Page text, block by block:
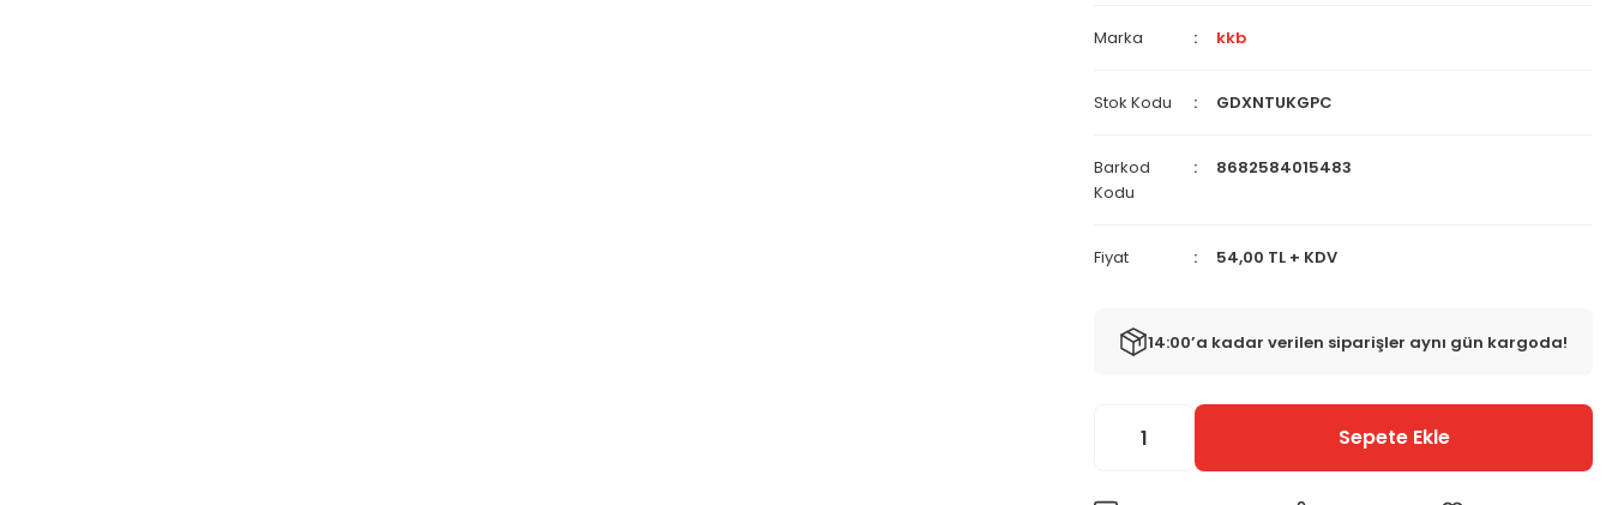
Marka kkb
Stok Kodu GDXNTUKGPC
Barkod
Kodu
8682584015483
Fiyat 54,00 TL + KDV
14:00’a kadar verilen siparişler aynı gün kargoda!
Sepete Ekle